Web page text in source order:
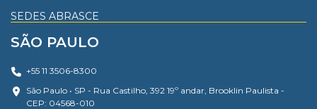
SEDES ABRASCE
SÃO PAULO
+55 11 3506-8300
São Paulo • SP - Rua Castilho, 392 19º andar, Brooklin Paulista -
CEP: 04568-010